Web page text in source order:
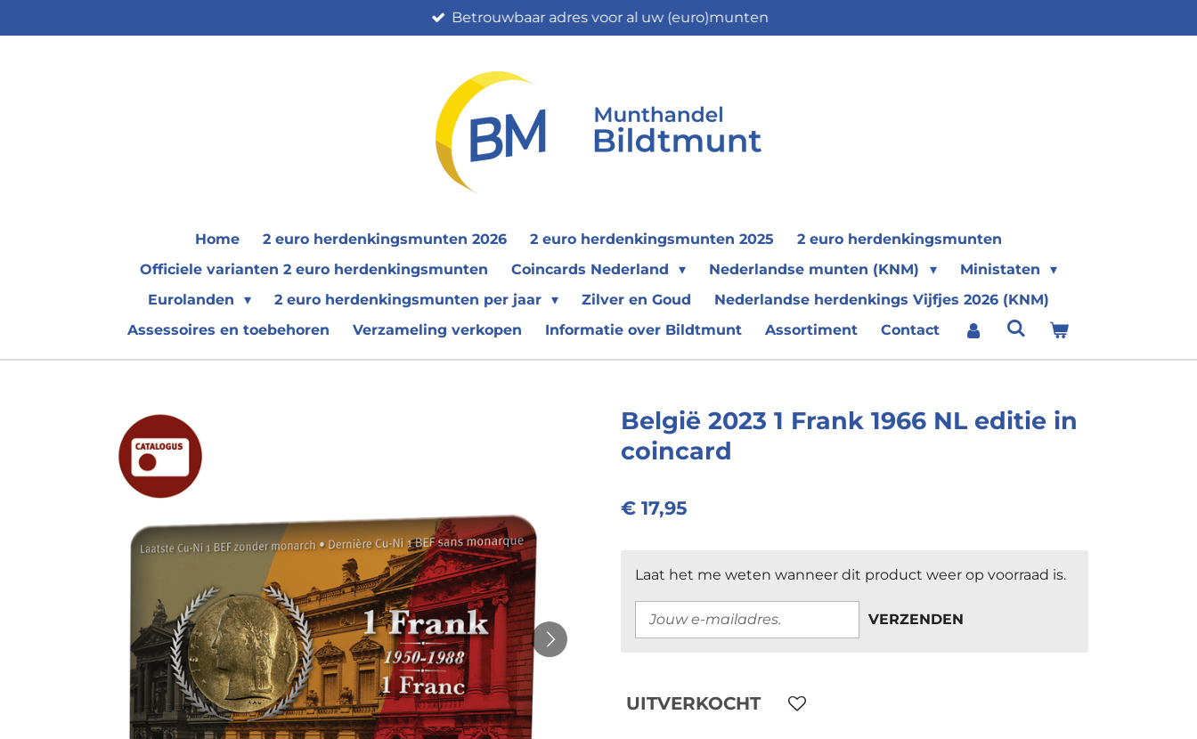
direct
Betrouwbaar adres voor al uw (euro)munten
Home 2 euro herdenkingsmunten 2026 2 euro herdenkingsmunten 2025
2 euro herdenkingsmunten
Officiele varianten 2 euro herdenkingsmunten
Coincards Nederland Nederlandse munten (KNM)
Ministaten
Eurolanden
2 euro herdenkingsmunten per jaar Zilver en Goud
Nederlandse herdenkings Vijfjes 2026 (KNM)
Assessoires en toebehoren
Verzameling verkopen Informatie over Bildtmunt Assortiment Contact
België 2023 1 Frank 1966 NL editie in
coincard
€ 17,95
Laat het me weten wanneer dit product weer op voorraad is.
VERZENDEN
UITVERKOCHT